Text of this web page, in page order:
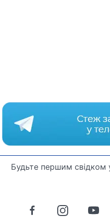
Будьте першим свідком